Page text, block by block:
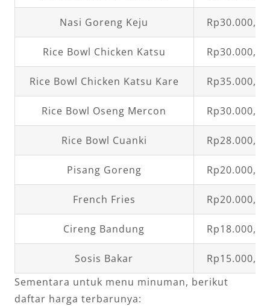
Nasi Goreng Keju Rp30.000,00
Rice Bowl Chicken Katsu Rp30.000,00
Rice Bowl Chicken Katsu Kare Rp35.000,00
Rice Bowl Oseng Mercon Rp30.000,00
Rice Bowl Cuanki Rp28.000,00
Pisang Goreng Rp20.000,00
French Fries Rp20.000,00
Cireng Bandung Rp18.000,00
Sosis Bakar
Rp15.000,00
Sementara untuk menu minuman, berikut
daftar harga terbarunya: